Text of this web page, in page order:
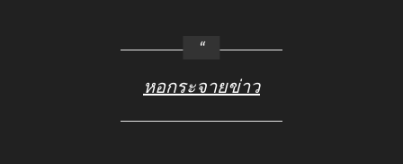
หอกระจายข่าว